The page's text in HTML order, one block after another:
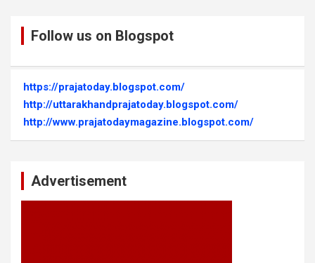
Follow us on Blogspot
https://prajatoday.blogspot.com/
http://uttarakhandprajatoday.blogspot.com/
http://www.prajatodaymagazine.blogspot.com/
Advertisement